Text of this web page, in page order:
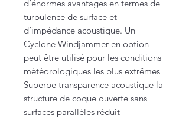
d’énormes avantages en termes de
turbulence de surface et
d’impédance acoustique. Un
Cyclone Windjammer en option
peut être utilisé pour les conditions
météorologiques les plus extrêmes
Superbe transparence acoustique la
structure de coque ouverte sans
surfaces parallèles réduit